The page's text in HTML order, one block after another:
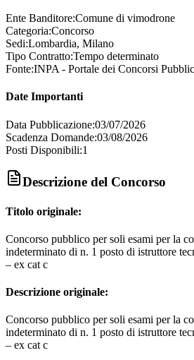
Ente Banditore:Comune di vimodrone
Categoria:Concorso
Sedi:Lombardia, Milano
Tipo Contratto:Tempo determinato
Fonte:INPA - Portale dei Concorsi
Date Importanti
Data Pubblicazione:03/07/2026
Scadenza Domande:03/08/2026
Posti Disponibili:1
Descrizione del Concorso
Titolo originale:
Concorso pubblico per soli esami per la
indeterminato di n. 1 posto di istruttore
– ex cat c
Descrizione originale:
Concorso pubblico per soli esami per la
indeterminato di n. 1 posto di istruttore
– ex cat c